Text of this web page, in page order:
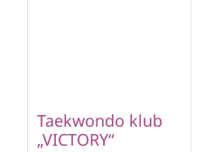
Taekwondo klub
„VICTORY“